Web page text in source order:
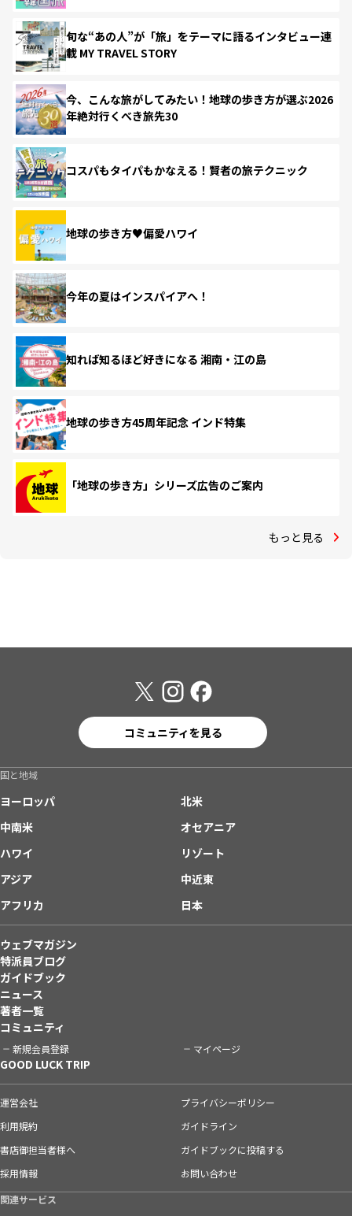
旬な“あの人”が「旅」をテーマに語るインタビュー連
載 MY TRAVEL STORY
今、こんな旅がしてみたい！地球の歩き方が選ぶ2026
年絶対行くべき旅先30
コスパもタイパもかなえる！賢者の旅テクニック
地球の歩き方♥偏愛ハワイ
今年の夏はインスパイアへ！
知れば知るほど好きになる 湘南・江の島
地球の歩き方45周年記念 インド特集
「地球の歩き方」シリーズ広告のご案内
もっと見る
コミュニティを見る
国と地域
ヨーロッパ
北米
中南米
オセアニア
ハワイ
リゾート
アジア
中近東
アフリカ
日本
ウェブマガジン
特派員ブログ
ガイドブック
ニュース
著者一覧
コミュニティ
新規会員登録 マイページ
GOOD LUCK TRIP
運営会社
プライバシーポリシー
利用規約
ガイドライン
書店御担当者様へ
ガイドブックに投稿する
採用情報
お問い合わせ
関連サービス